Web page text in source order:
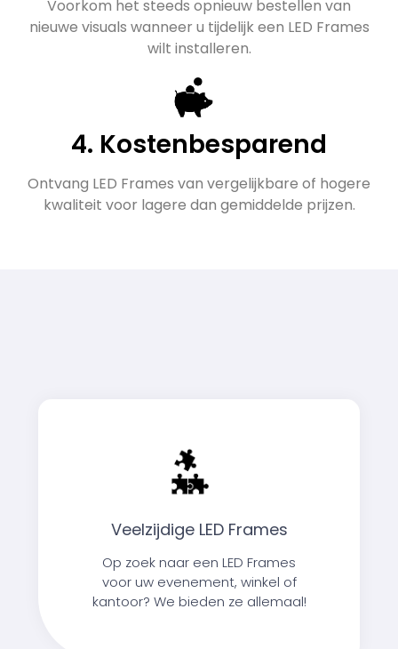
Voorkom het steeds opnieuw bestellen van
nieuwe visuals wanneer u tijdelijk een LED Frames
wilt installeren.
4. Kostenbesparend
Ontvang LED Frames van vergelijkbare of hogere
kwaliteit voor lagere dan gemiddelde prijzen.
Veelzijdige LED Frames
Op zoek naar een LED Frames
voor uw evenement, winkel of
kantoor? We bieden ze allemaal!